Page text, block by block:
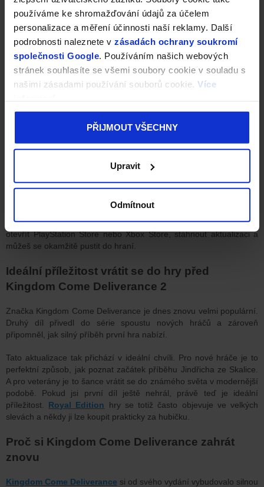
používáme ke shromažďování údajů za účelem
personalizace a měření účinnosti naší reklamy. Další
podrobnosti naleznete v zásadách ochrany soukromí
společnosti Google. Používáním našich webových
stránek souhlasíte se všemi soubory cookie v souladu s
našimi zásadami používání souborů cookie. Více
PŘIJMOUT VŠECHNY
Upravit
Odmítnout
Kingdom Come Deliverance PS5 upgrade je
Dobrá zpráva je, že tento upgrade je zcela zdarma.
hry pro Xbox One
jednoduše stáhnout optimalizovanou verzi pro novékonzole.Stačí
otevřít PlayStation Store nebo Xbox Store, stáhnout aktualizaci a
můžeš se okamžitě pustit do hraní.
Ideální příležitost vrátit se do hry před
Kingdom Come Deliverance 2
Značka Kingdom Come Deliverance je dnes znovu velmi populární.
Druhý díl přivedl do série spoustu nových hráčů a zároveň
připomněl, jak silný příběh první hra nabízí.
Tato aktualizace tak přichází v ideální chvíli. Pro nové hráče je to
perfektní způsob, jak poznat začátek příběhu Jindřicha ze Skalice.
A pro veterány je to šance vrátit se do známého světa v modernější
podobě. Pokud jsi první díl ještě nehrál, právě teď je ideální
příležitost. Royal Edition hry se totiž často objevuje ve velkých
slevách a někdy ji lze koupit prakticky za hubičku.
Proč si Kingdom Come Deliverance zahrát
znovu
Kingdom Come Deliverance si od svého vydání vybudovalo silnou